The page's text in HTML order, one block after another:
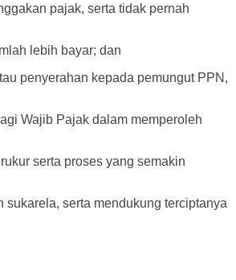
pajak, serta tidak pernah
lebih bayar; dan
penyerahan kepada pemungut PPN,
Wajib Pajak dalam memperoleh
serta proses yang semakin
serta mendukung terciptanya